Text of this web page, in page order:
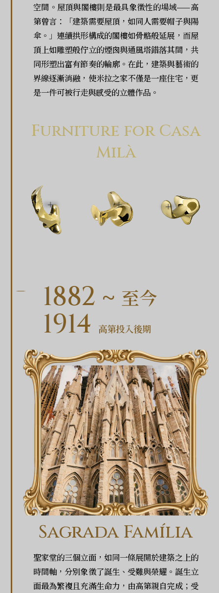
空間。屋頂與閣樓則是最具象徵性的場域——高
第曾言：「建築需要屋頂，如同人需要帽子與陽
傘。」連續拱形構成的閣樓如骨骼般延展，而屋
頂上如雕塑般佇立的煙囪與通風塔錯落其間，共
同形塑出富有節奏的輪廓。在此，建築與藝術的
界線逐漸消融，使米拉之家不僅是一座住宅，更
是一件可被行走與感受的立體作品。
Furniture for Casa
Milà
1882 ~ 至今
1914 高第投入後期
Sagrada Família
聖家堂的三個立面，如同一條展開於建築之上的
時間軸，分別象徵了誕生、受難與榮耀。誕生立
面最為繁複且充滿生命力，由高第親自完成；受